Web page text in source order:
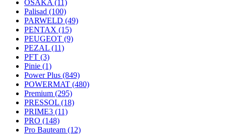
OSAKA (11)
Palisad (100)
PARWELD (49)
PENTAX (15)
PEUGEOT (9)
PEZAL (11)
PFT (3)
Pinie (1)
Power Plus (849)
POWERMAT (480)
Premium (295)
PRESSOL (18)
PRIME3 (11)
PRO (148)
Pro Bauteam (12)